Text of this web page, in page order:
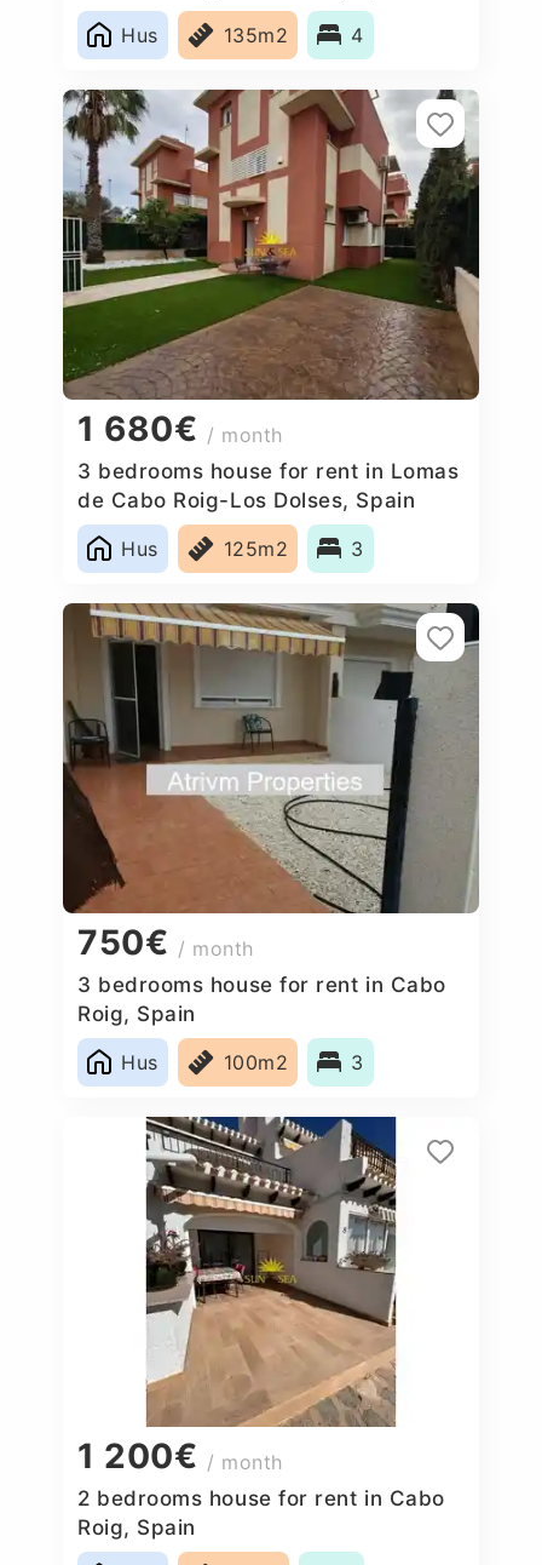
Hus
135m2 4
1 680€ / month
3 bedrooms house for rent in Lomas
de Cabo Roig-Los Dolses, Spain
Hus
125m2 3
750€ / month
3 bedrooms house for rent in Cabo
Roig, Spain
Hus
100m2 3
1 200€ / month
2 bedrooms house for rent in Cabo
Roig, Spain